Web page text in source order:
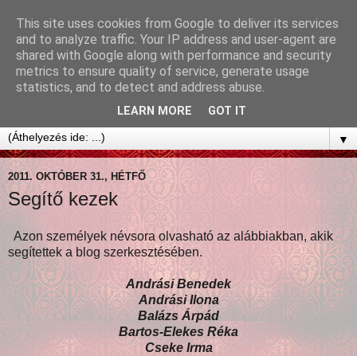
▼
2011. OKTÓBER 31., HÉTFŐ
Segítő kezek
Azon személyek névsora olvasható az alábbiakban, akik
segítettek a blog szerkesztésében.
Andrási Benedek
Andrási Ilona
Balázs Árpád
Bartos-Elekes Réka
Cseke Irma
This site uses cookies from Google to deliver its services
and to analyze traffic. Your IP address and user-agent are
shared with Google along with performance and security
metrics to ensure quality of service, generate usage
statistics, and to detect and address abuse.
LEARN MORE GOT IT